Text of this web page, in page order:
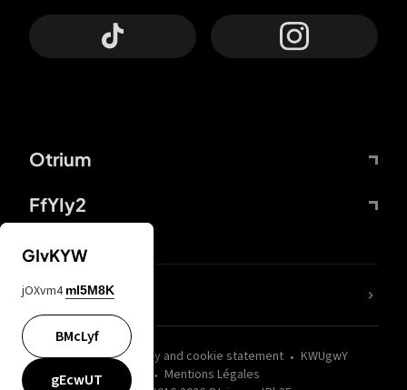
Otrium
FfYIy2
wZQPfd Privacy and cookie statement
KWUgwY
Mentions Légales
nLC6tu
GIvKYW
jOXvm4 mI5M8K
BMcLyf
gEcwUT